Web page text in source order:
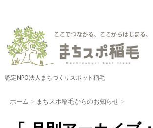
認定NPO法人まちづくりスポット稲毛
ホーム > まちスポ稲毛からのお知らせ >